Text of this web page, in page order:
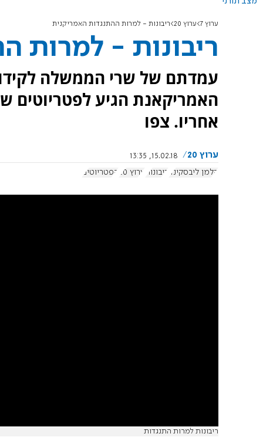
ערוץ 7 ערוץ 20 ריבונות - למרות ההתנגדות האמריקנית
ריבונות - למרות
עמדתם של שרי הממשלה
האמריקאנת הגיע לפטריוטים
אחריו. צפו
ערוץ 20
15.02.18, 13:35
קלמן ליבסקינד ריבונות ערוץ 20 הפטריוטים
ריבונות למרות התנגדות